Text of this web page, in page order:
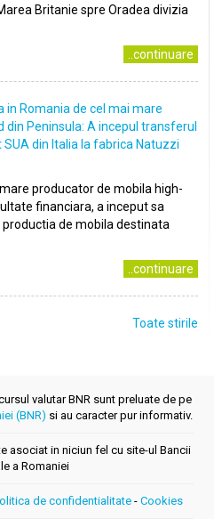
Britanie spre Oradea divizia
..continuare
in Romania de cel mai mare
Peninsula: A incepul transferul
din Italia la fabrica Natuzzi
producator de mobila high-
financiara, a inceput sa
de mobila destinata
..continuare
Toate stirile
valutar BNR sunt preluate de pe
(BNR) si au caracter pur informativ.
asociat in niciun fel cu site-ul Bancii
a Romaniei
de confidentialitate - Cookies